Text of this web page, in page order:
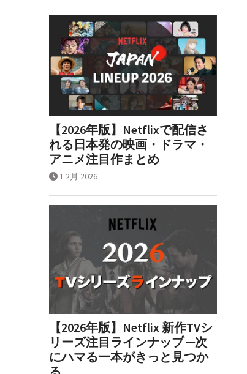
【2026年版】Netflixで配信さ
れる日本発の映画・ドラマ・
アニメ注目作まとめ
1 2月 2026
【2026年版】Netflix 新作TVシ
リーズ注目ラインナップ ─次
にハマる一本がきっと見つか